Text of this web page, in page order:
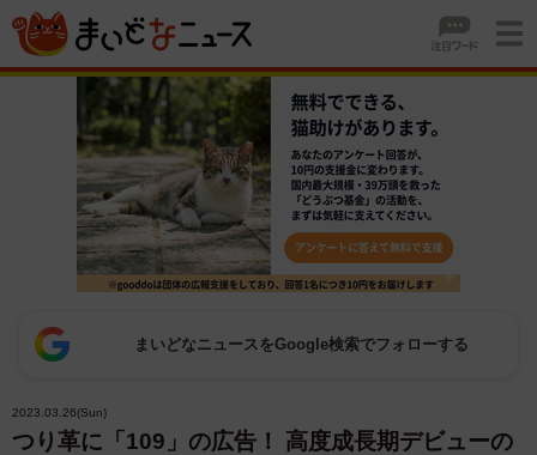
まいどなニュースをGoogle検索でフォローする
2023.03.26(Sun)
つり革に「109」の広告！ 高度成長期デビューの